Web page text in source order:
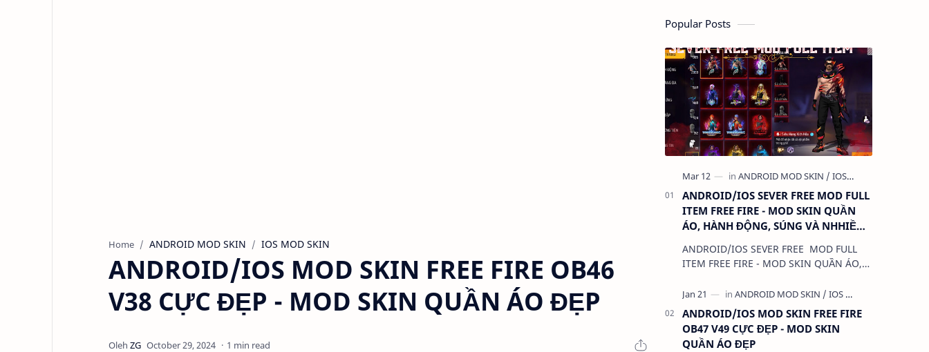
Home ANDROID MOD SKIN IOS MOD SKIN
ANDROID/IOS MOD SKIN FREE FIRE OB46
V38 CỰC ĐẸP - MOD SKIN QUẦN ÁO ĐẸP
1 min read
Popular Posts
ANDROID/IOS SEVER FREE MOD FULL
ITEM FREE FIRE - MOD SKIN QUẦN
ÁO, HÀNH ĐỘNG, SÚNG VÀ NHHIỀU
THỨ KHÁC
ANDROID/IOS SEVER FREE MOD FULL
ITEM FREE FIRE - MOD SKIN QUẦN ÁO,
KHÁC 1. CHỨC NĂNG: - MOD FULL SKIN
ITEM 2. TẢI VÀ C…
ANDROID/IOS MOD SKIN FREE FIRE
OB47 V49 CỰC ĐẸP - MOD SKIN
QUẦN ÁO ĐẸP